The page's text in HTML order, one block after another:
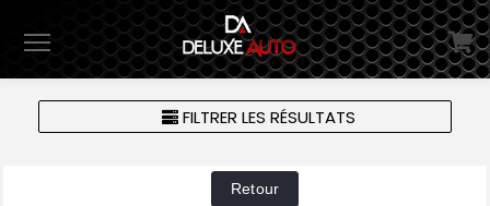
FILTRER LES RÉSULTATS